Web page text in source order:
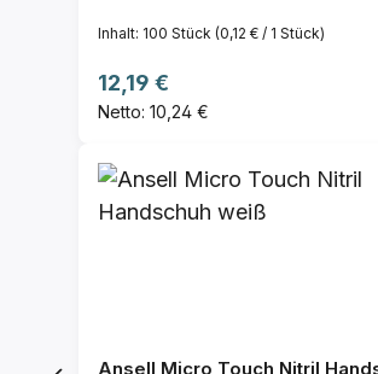
Inhalt: 100 Stück (0,12 € / 1 Stück)
Regulärer Preis:
12,19 €
Netto: 10,24 €
Ansell Micro Touch Nitril